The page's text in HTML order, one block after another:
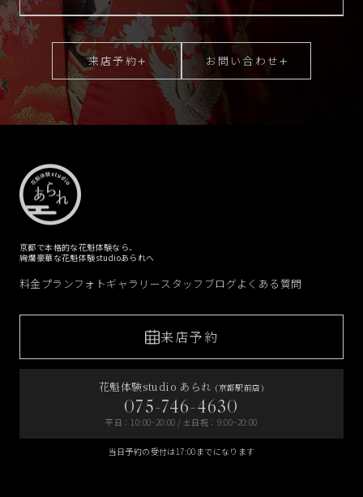
来店予約 お問い合わせ
京都で本格的な花魁体験なら、
絢爛豪華な花魁体験studioあられへ
料金プランフォトギャラリースタッフブログよくある質問
来店予約
花魁体験studio あられ (京都駅前店)
075-746-4630
平日：10:00~20:00 / 土日祝：9:00~20:00
当日予約の受付は17:00までになります